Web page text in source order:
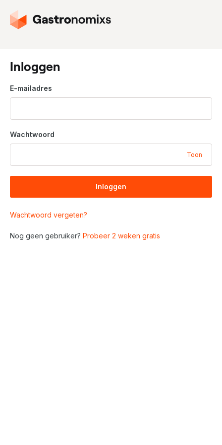
G
a
a
r
d
e
o
m
e
a
g
n
a
Inloggen
E-mailadres
Wachtwoord
Toon
Inloggen
Wachtwoord vergeten?
Nog geen gebruiker? Probeer 2 weken gratis